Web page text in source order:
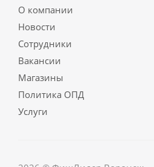
О компании
Новости
Сотрудники
Вакансии
Магазины
Политика ОПД
Услуги